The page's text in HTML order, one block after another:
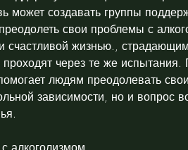
может создавать группы
свои проблемы с
счастливой жизнью.,
через те же испытания.
людям преодолевать
зависимости, но и вопрос